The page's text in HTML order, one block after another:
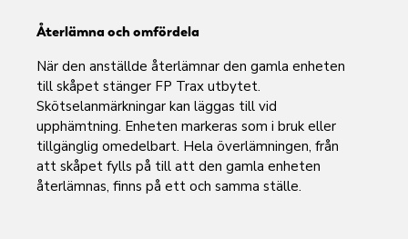
Återlämna och omfördela
När den anställde återlämnar den gamla enheten
till skåpet stänger FP Trax utbytet.
Skötselanmärkningar kan läggas till vid
upphämtning. Enheten markeras som i bruk eller
tillgänglig omedelbart. Hela överlämningen, från
att skåpet fylls på till att den gamla enheten
återlämnas, finns på ett och samma ställe.